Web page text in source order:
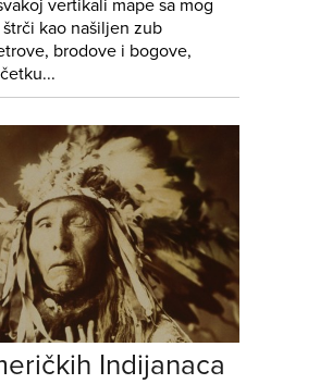
vertikali mape sa mog
kao našiljen zub
brodove i bogove,
Indijanaca